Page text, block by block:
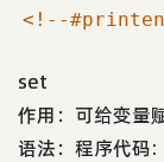
<!--
set
作用：可给变量
语法：程序代码: